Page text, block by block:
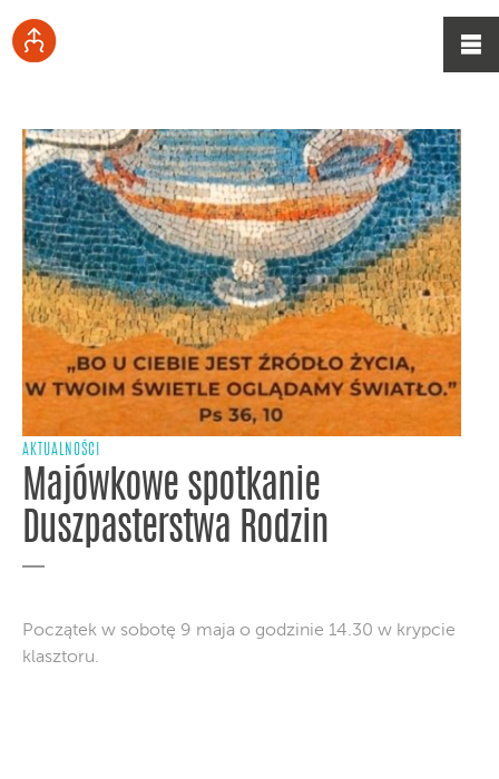
AKTUALNOŚCI
Majówkowe spotkanie
Duszpasterstwa Rodzin
Początek w sobotę 9 maja o godzinie 14.30 w krypcie
klasztoru.